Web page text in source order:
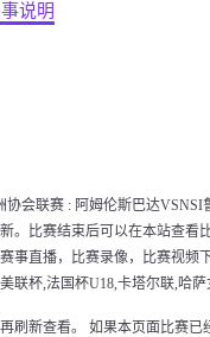
说明
协会联赛 : 阿姆伦斯巴达
。比赛结束后可以在本站查看
事直播，比赛录像，比赛视频
联杯,法国杯U18,卡塔尔联,哈萨
刷新查看。 如果本页面比赛